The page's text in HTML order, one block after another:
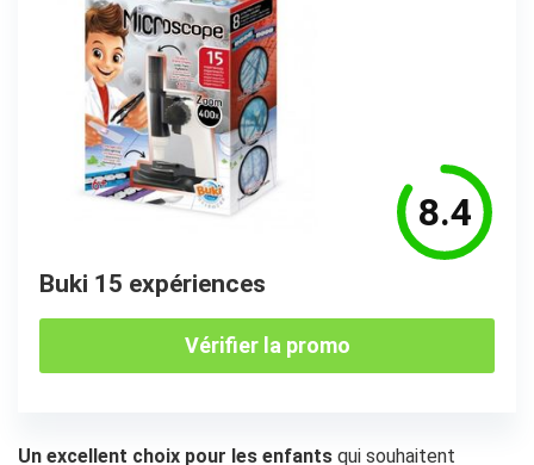
8.4
Buki 15 expériences
Vérifier la promo
Un excellent choix pour les enfants qui souhaitent